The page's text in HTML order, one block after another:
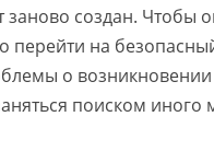
заново создан. Чтобы
перейти на
о
поиском